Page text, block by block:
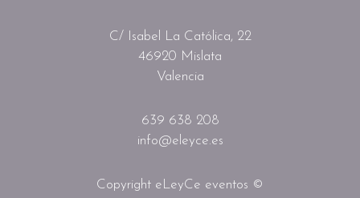
C/ Isabel La Católica, 22
46920 Mislata
Valencia
639 638 208
info@eleyce.es
Copyright eLeyCe eventos ©